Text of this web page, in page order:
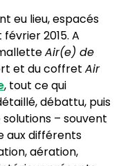
eu lieu, espacés
2015. A
Air(e) de
et du coffret Air
, tout ce qui
débattu, puis
– souvent
aux différents
aération,